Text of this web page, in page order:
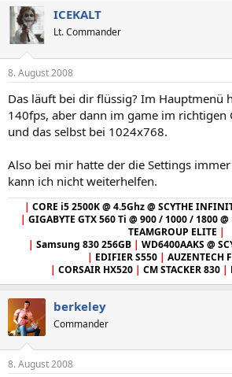
ICEKALT
Lt. Commander
8. August 2008
Das läuft bei dir flüssig? Im Hauptmenü
140fps, aber dann im game im richtigen
und das selbst bei 1024x768.
Also bei mir hatte der die Settings
kann ich nicht weiterhelfen.
| CORE i5 2500K @ 4.5Ghz @ SCYTHE
| GIGABYTE GTX 560 Ti @ 900 / 1000 / 1800 @
TEAMGROUP ELITE |
| Samsung 830 256GB | WD6400AAKS @
| EDIFIER S550 | AUZENTECH
| CORSAIR HX520 | CM STACKER 830 |
berkeley
Commander
8. August 2008